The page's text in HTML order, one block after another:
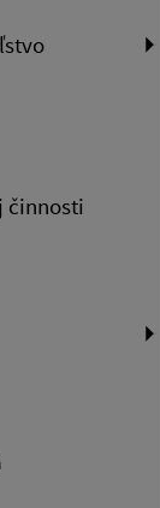
činnosti